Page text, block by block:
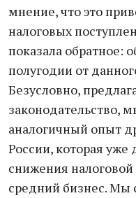
мнение, что это
налоговых
показала обратное:
полугодии от
Безусловно,
законодательство,
аналогичный опыт
России, которая
снижения
средний бизнес. Мы